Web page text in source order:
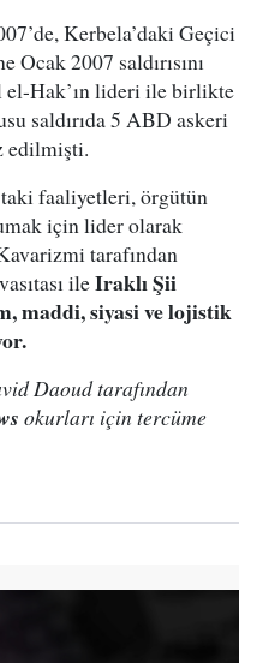
Kerbela’daki Geçici
2007 saldırısını
Hak’ın lideri ile birlikte
saldırıda 5 ABD askeri
edilmişti.
faaliyetleri, örgütün
için lider olarak
tarafından
ileIraklı Şii
maddi, siyasi ve lojistik
Daoud tarafından
okurları için tercüme